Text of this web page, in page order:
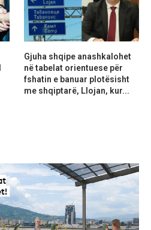
Gjuha shqipe anashkalohet
në tabelat orientuese për
fshatin e banuar plotësisht
me shqiptarë, Llojan, kur...